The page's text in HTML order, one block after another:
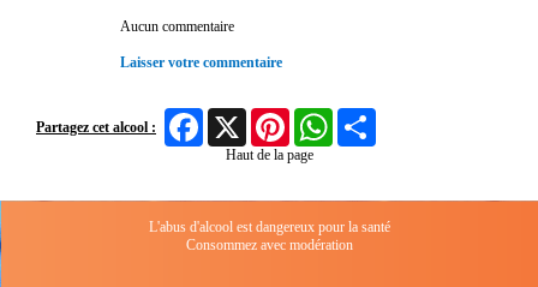
Aucun commentaire
Laisser votre commentaire
Partagez cet alcool :
FacebookX Pinterest WhatsApp
Haut de la page
L'abus d'alcool est dangereux pour la santé
Consommez avec modération